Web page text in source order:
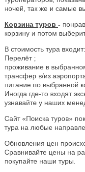
ночей, так же и самые
Корзина туров -
корзину и потом
В стоимость тура входит:
Перелёт ;
проживание в
трансфер в/из
питание по выбранной
Иногда где-то входят
узнавайте у наших
Сайт «Поиска туров»
тура на любые
Обновления цен
Сравнивайте цены на
покупайте наши туры.